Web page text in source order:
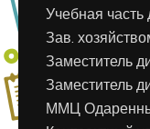
Учебная
Зав.
Заместитель
Заместитель
ММЦ